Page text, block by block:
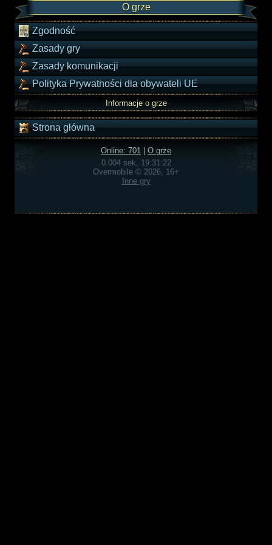
O grze
Zgodność
Zasady gry
Zasady komunikacji
Polityka Prywatności dla obywateli UE
Informacje o grze
Strona główna
Online: 701
O grze
0.004 sek, 19:31:22
Overmobile © 2026, 16+
Inne gry